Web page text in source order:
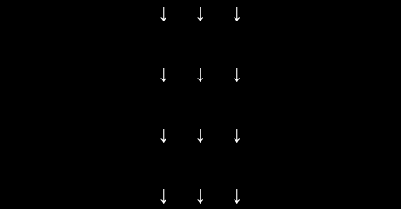
↓ ↓ ↓
↓ ↓ ↓
↓ ↓ ↓
↓ ↓ ↓